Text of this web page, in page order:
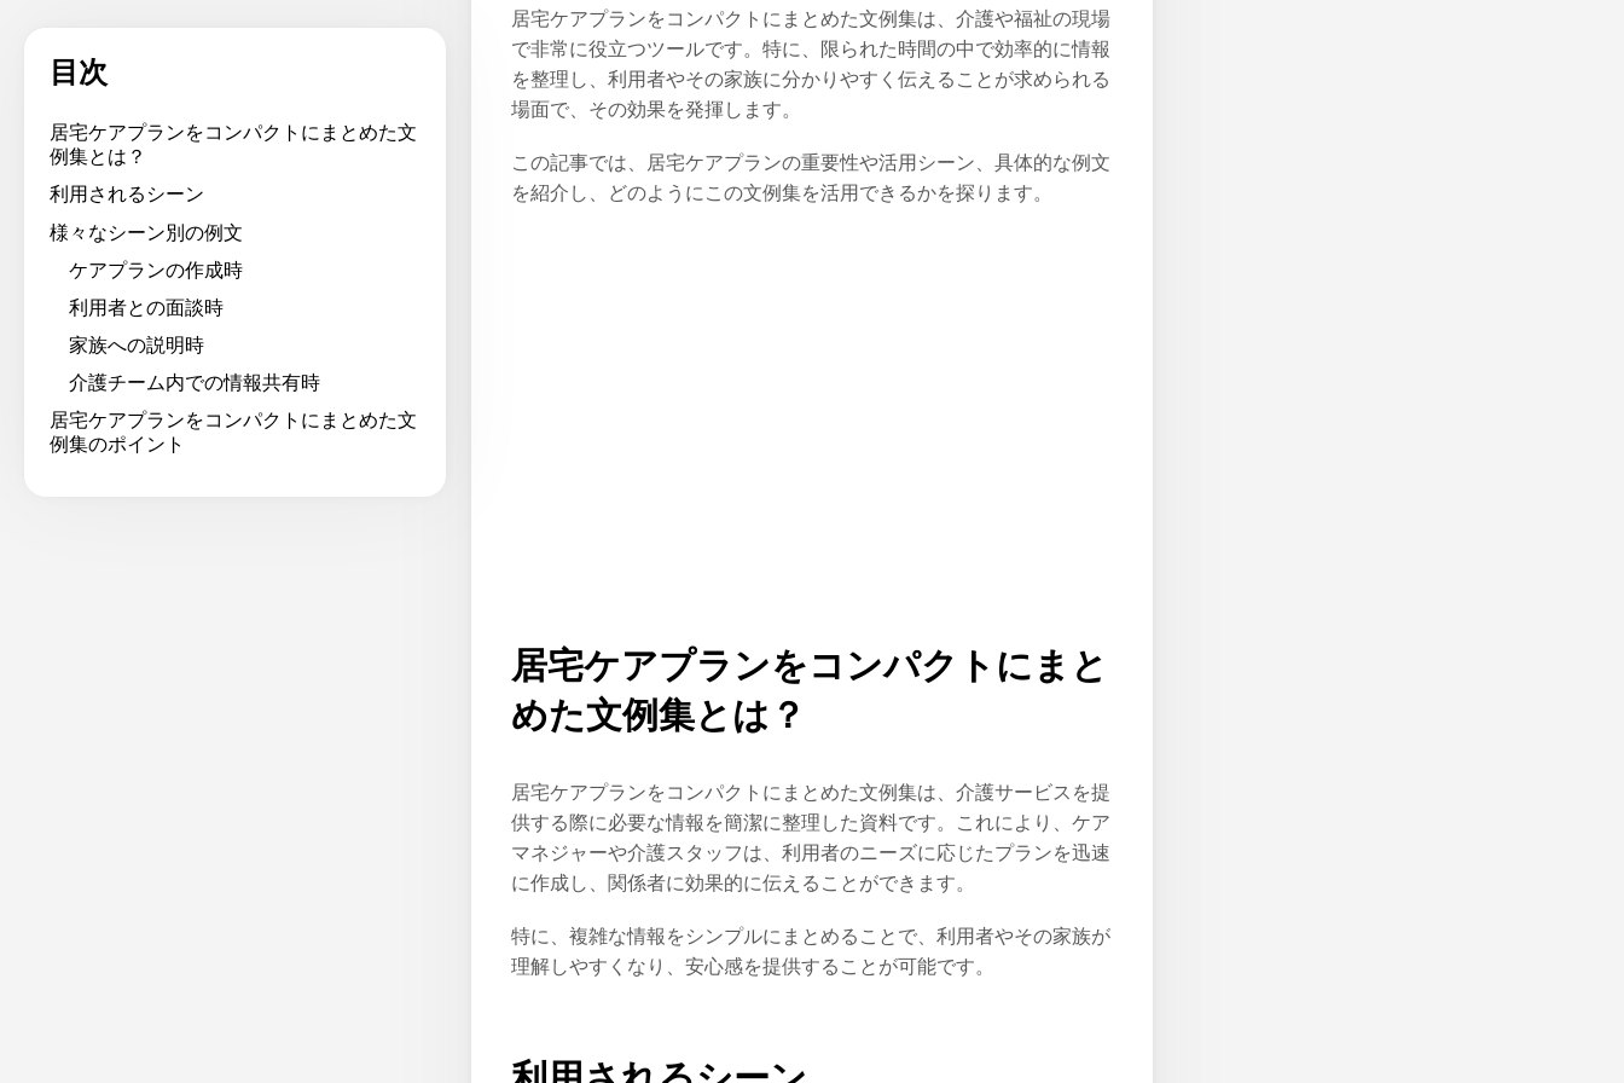
目次
居宅ケアプランをコンパクトにまとめた文
例集とは？
利用されるシーン
様々なシーン別の例文
ケアプランの作成時
利用者との面談時
家族への説明時
介護チーム内での情報共有時
居宅ケアプランをコンパクトにまとめた文
例集のポイント
居宅ケアプランをコンパクトにまとめた文例集は、介護や福祉の現場
で非常に役立つツールです。特に、限られた時間の中で効率的に情報
を整理し、利用者やその家族に分かりやすく伝えることが求められる
場面で、その効果を発揮します。
この記事では、居宅ケアプランの重要性や活用シーン、具体的な例文
を紹介し、どのようにこの文例集を活用できるかを探ります。
居宅ケアプランをコンパクトにまと
めた文例集とは？
居宅ケアプランをコンパクトにまとめた文例集は、介護サービスを提
供する際に必要な情報を簡潔に整理した資料です。これにより、ケア
マネジャーや介護スタッフは、利用者のニーズに応じたプランを迅速
に作成し、関係者に効果的に伝えることができます。
特に、複雑な情報をシンプルにまとめることで、利用者やその家族が
理解しやすくなり、安心感を提供することが可能です。